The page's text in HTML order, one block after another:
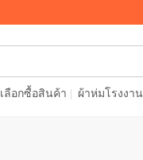
เลือกซื้อสินค้า ผ้าห่มโรงงาน